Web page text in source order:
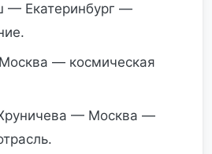
— Екатеринбург —
— космическая
— Москва —